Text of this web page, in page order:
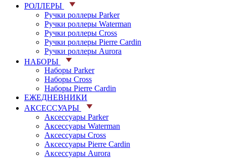
РОЛЛЕРЫ
Ручки роллеры Parker
Ручки роллеры Waterman
Ручки роллеры Cross
Ручки роллеры Pierre Cardin
Ручки роллеры Aurora
НАБОРЫ
Наборы Parker
Наборы Cross
Наборы Pierre Cardin
ЕЖЕДНЕВНИКИ
АКСЕССУАРЫ
Аксессуары Parker
Аксессуары Waterman
Аксессуары Cross
Аксессуары Pierre Cardin
Аксессуары Aurora